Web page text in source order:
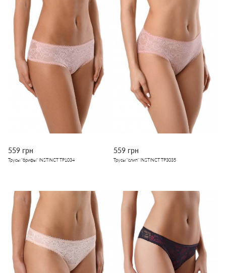
559 грн
Трусы "брифы" INSTINCT TP1034
559 грн
Трусы "слип" INSTINCT TP3035